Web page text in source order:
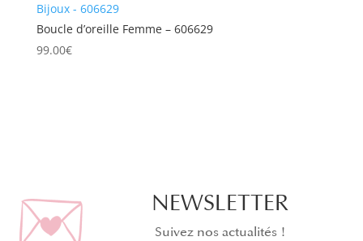
Bijoux - 606629
Boucle d’oreille Femme – 606629
99.00€
NEWSLETTER
Suivez nos actualités !